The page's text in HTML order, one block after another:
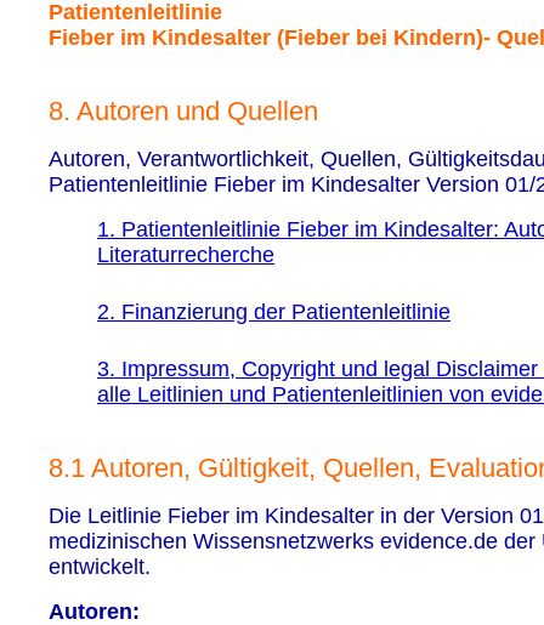
Patientenleitlinie
Fieber im Kindesalter (Fieber bei Kindern)-
8. Autoren und Quellen
Autoren, Verantwortlichkeit, Quellen,
Patientenleitlinie Fieber im Kindesalter Version 01/
1. Patientenleitlinie Fieber im Kindesalter:
Literaturrecherche
2. Finanzierung der Patientenleitlinie
3. Impressum, Copyright und legal Disclaimer
alle Leitlinien und Patientenleitlinien von
8.1 Autoren, Gültigkeit, Quellen,
Die Leitlinie Fieber im Kindesalter in der Version
medizinischen Wissensnetzwerks evidence.de
entwickelt.
Autoren: